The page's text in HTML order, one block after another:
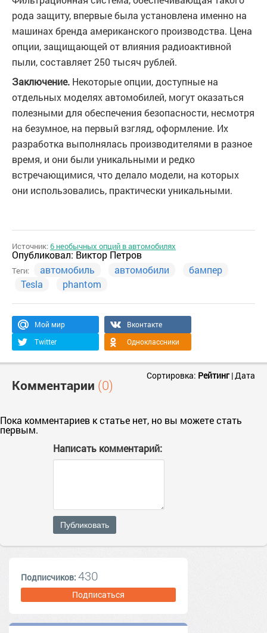
рода защиту, впервые была установлена именно на
машинах бренда американского производства. Цена
опции, защищающей от влияния радиоактивной
пыли, составляет 250 тысяч рублей.
Заключение. Некоторые опции, доступные на
отдельных моделях автомобилей, могут оказаться
полезными для обеспечения безопасности, несмотря
на безумное, на первый взгляд, оформление. Их
разработка выполнялась производителями в разное
время, и они были уникальными и редко
встречающимися, что делало модели, на которых
они использовались, практически уникальными.
Источник:6 необычных опций в автомобилях
Опубликовал: Виктор Петров
Теги: автомобиль автомобили
бампер
Tesla
phantom
Мой мир
Вконтакте
Twitter
Одноклассники
Комментарии (0)
Сортировка: Рейтинг|Дата
Пока комментариев к статье нет, но вы можете стать
первым.
Написать комментарий:
Публиковать
Подписчиков: 430
Подписаться